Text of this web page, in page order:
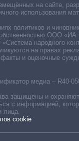
медиа – R40-
защищены и
с информацией,
лица.
cookie
на сайте,
использования
политиков и
ООО «ИА
народного
на правах
факты и оценочные